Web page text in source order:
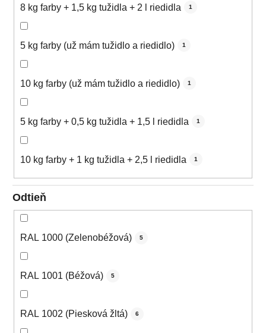
8 kg farby + 1,5 kg tužidla + 2 l riedidla 1
5 kg farby (už mám tužidlo a riedidlo) 1
10 kg farby (už mám tužidlo a riedidlo) 1
5 kg farby + 0,5 kg tužidla + 1,5 l riedidla 1
10 kg farby + 1 kg tužidla + 2,5 l riedidla 1
Odtieň
RAL 1000 (Zelenobéžová) 5
RAL 1001 (Béžová) 5
RAL 1002 (Piesková žltá) 6